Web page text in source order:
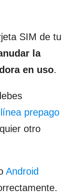
SIM de tu
la
en uso.
prepago
otro
Android